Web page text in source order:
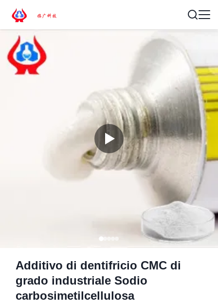
Additivo di dentifricio CMC di
grado industriale Sodio
carbosimetilcellulosa